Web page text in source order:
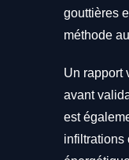
gouttières
méthode
Un rapport
avant
est
infiltrations